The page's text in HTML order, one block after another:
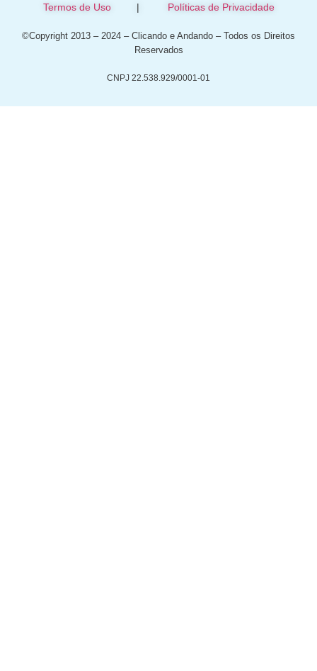
Termos de Uso| Políticas de Privacidade
©Copyright 2013 – 2024 – Clicando e Andando – Todos os Direitos
Reservados
CNPJ 22.538.929/0001-01